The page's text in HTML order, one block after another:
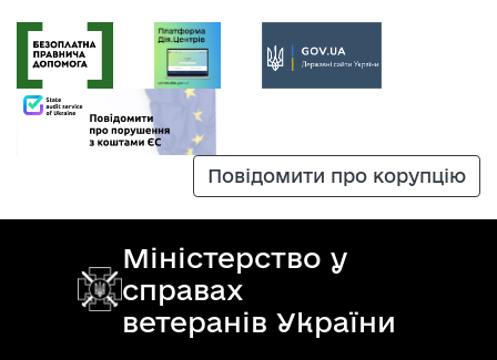
Повідомити про корупцію
Міністерство у
справах
ветеранів України